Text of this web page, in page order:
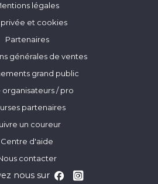
légales
et cookies
Partenaires
générales de ventes
grand public
organisateurs / pro
partenaires
un coureur
Centre d'aide
contacter
nous sur